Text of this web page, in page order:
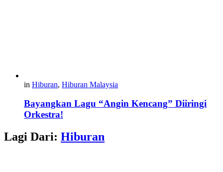
in Hiburan, Hiburan Malaysia
Bayangkan Lagu “Angin Kencang” Diiringi
Orkestra!
Lagi Dari: Hiburan